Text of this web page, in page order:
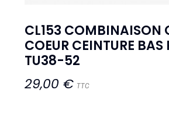
CL153 COMBINAISON
COEUR CEINTURE BAS
TU38-52
29,00 € TTC